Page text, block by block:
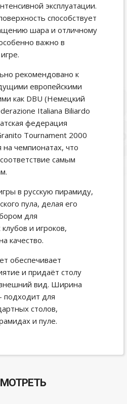
эксплуатации.
способствует
шара и отличному
важно в
рекомендовано к
европейскими
как DBU (Немецкий
Italiana Biliardo
федерация
Tournament 2000
на чемпионатах, что
самым
в русскую пирамиду,
пула, делая его
для
и игроков,
качество.
обеспечивает
и придаёт столу
вид. Ширина
для
столов,
и пуле.